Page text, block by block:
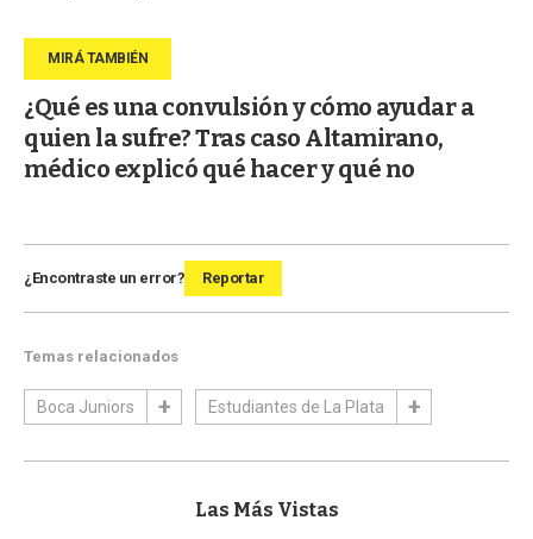
¿Qué es una convulsión y cómo ayudar a
quien la sufre? Tras caso Altamirano,
médico explicó qué hacer y qué no
¿Encontraste un error? Reportar
Temas relacionados
Boca Juniors Estudiantes de La Plata
Las Más Vistas